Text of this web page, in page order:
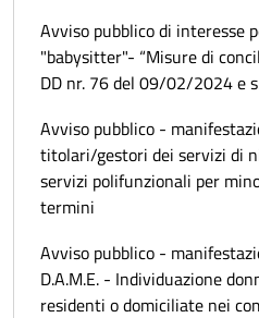
Avviso pubblico di interesse
"babysitter"- “Misure di
DD nr. 76 del 09/02/2024 e
Avviso pubblico -
titolari/gestori dei servizi di
servizi polifunzionali per
termini
Avviso pubblico -
D.A.M.E. - Individuazione
residenti o domiciliate nei